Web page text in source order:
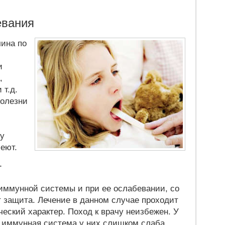
по
т.д.
системы и при ее ослабевании, со
Лечение в данном случае проходит
характер. Поход к врачу неизбежен. У
система у них слишком слаба,